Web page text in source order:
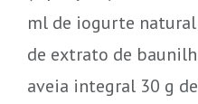
ml de iogurte natural
de extrato de
aveia integral 30 g